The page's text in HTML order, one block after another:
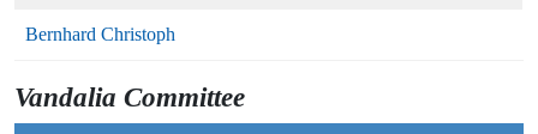
Bernhard Christoph
Vandalia Committee